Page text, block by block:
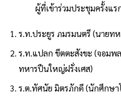
ผู้ที่เข้าร่วมประชุมครั้งแร
ร.ท.ประยูร ภมรมนตรี (นายท
ร.ท.แปลก ขีตตะสังขะ (จอมพ
ทหารปืนใหญ่ฝรั่งเศส)
ร.ต.ทัศนัย มิตรภักดี (นักศึกษา